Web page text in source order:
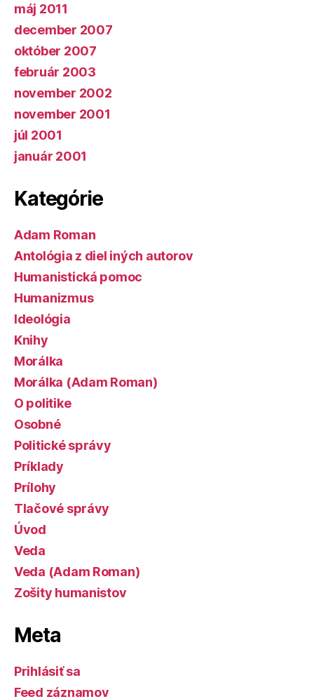
máj 2011
december 2007
október 2007
február 2003
november 2002
november 2001
júl 2001
január 2001
Kategórie
Adam Roman
Antológia z diel iných autorov
Humanistická pomoc
Humanizmus
Ideológia
Knihy
Morálka
Morálka (Adam Roman)
O politike
Osobné
Politické správy
Príklady
Prílohy
Tlačové správy
Úvod
Veda
Veda (Adam Roman)
Zošity humanistov
Meta
Prihlásiť sa
Feed záznamov